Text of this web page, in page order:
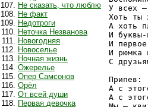
Не сказать, что люблю
Не факт
Недотроги
Неточка Незванова
Новогодняя
Новоселье
Ночная жизнь
Ожерелье
Опер Самсонов
Орёл
От всей души
Первая девочка
У всех –
Хоть ты
А хоть
И
И
И рюмка
С
Припев:
А с
А с